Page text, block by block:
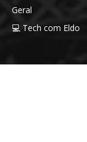
Geral
💻 Tech com Eldo